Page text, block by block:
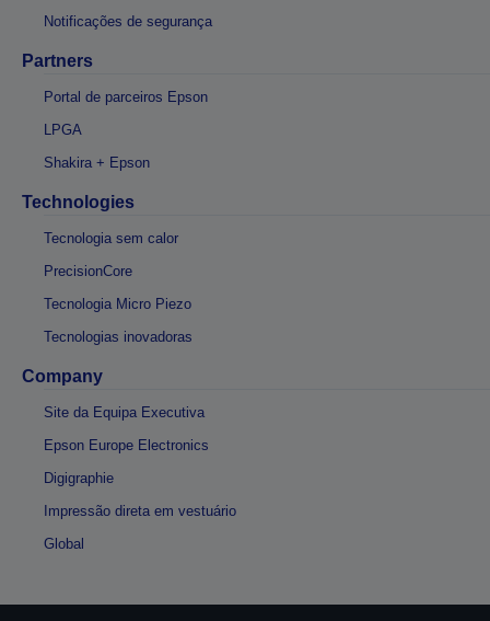
Notificações de segurança
Partners
Portal de parceiros Epson
LPGA
Shakira + Epson
Technologies
Tecnologia sem calor
PrecisionCore
Tecnologia Micro Piezo
Tecnologias inovadoras
Company
Site da Equipa Executiva
Epson Europe Electronics
Digigraphie
Impressão direta em vestuário
Global